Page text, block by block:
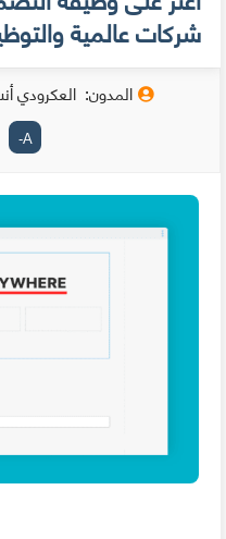
شركات عالمية
المدون: العكرودي
A
-